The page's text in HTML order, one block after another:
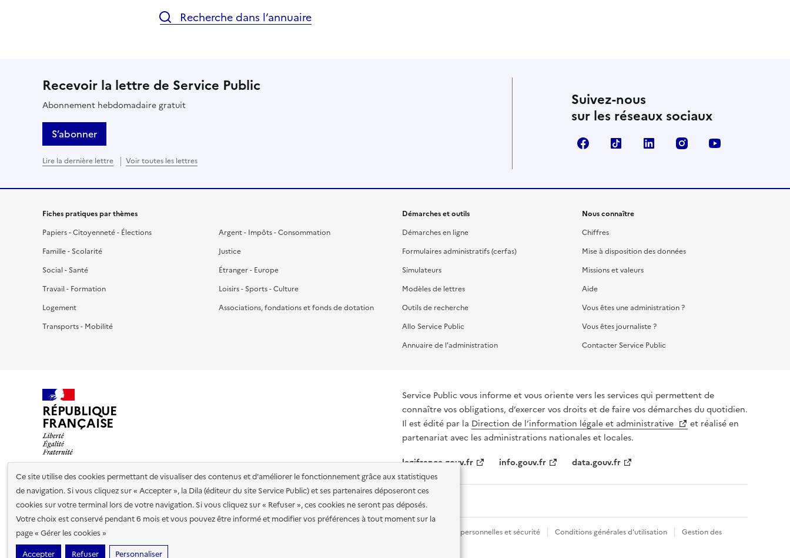
Ce site utilise des cookies permettant de visualiser des contenus et d'améliorer le fonctionnement grâce aux statistiques
de navigation. Si vous cliquez sur « Accepter », la Dila (éditeur du site Service Public) et ses partenaires déposeront ces
cookies sur votre terminal lors de votre navigation. Si vous cliquez sur « Refuser », ces cookies ne seront pas déposés.
Votre choix est conservé pendant 6 mois et vous pouvez être informé et modifier vos préférences à tout moment sur la
page « Gérer les cookies »
Accepter
Refuser Personnaliser
Recherche dans l’annuaire
Recevoir la lettre de Service Public
Abonnement hebdomadaire gratuit
S’abonner
Lire la dernière lettre Voir toutes les lettres
Suivez-nous
sur les réseaux sociaux
FacebookTikTok LinkedIn Instagram
Fiches pratiques par thèmes
Papiers - Citoyenneté - Élections
Famille - Scolarité
Social - Santé
Travail - Formation
Logement
Transports - Mobilité
Argent - Impôts - Consommation
Justice
Étranger - Europe
Loisirs - Sports - Culture
Associations, fondations et fonds de dotation
Démarches et outils
Démarches en ligne
Formulaires administratifs (cerfas)
Simulateurs
Modèles de lettres
Outils de recherche
Allo Service Public
Annuaire de l'administration
Nous connaître
Chiffres
Mise à disposition des données
Missions et valeurs
Aide
Vous êtes une administration ?
Vous êtes journaliste ?
Contacter Service Public
RÉPUBLIQUE
FRANÇAISE
Service Public vous informe et vous oriente vers les services qui permettent de
connaître vos obligations, d’exercer vos droits et de faire vos démarches du quotidien.
Il est édité par la Direction de l’information légale et administrative
et réalisé en
partenariat avec les administrations nationales et locales.
legifrance.gouv.fr
info.gouv.fr data.gouv.fr
Nos partenaires
Plan du site Accessibilité : totalement conforme Données personnelles et sécurité Conditions générales d'utilisation
Gestion des
cookies